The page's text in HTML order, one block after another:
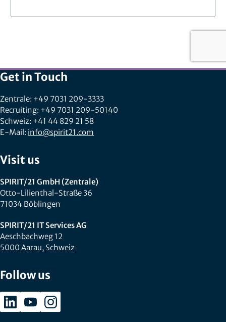
Get in Touch
Zentrale: +49 7031 209-3333
Recruiting: +49 7031 209-50140
Schweiz: +41 44 829 21 58
E-Mail: info@spirit21.com
Visit us
SPIRIT/21 GmbH (Zentrale)
Otto-Lilienthal-Straße 36
71034 Böblingen
SPIRIT/21 IT Services AG
Aeschbachweg 12
5000 Aarau, Schweiz
Follow us